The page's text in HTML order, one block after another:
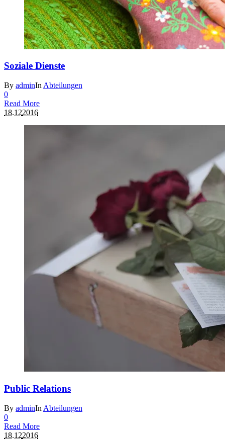
Soziale Dienste
By adminIn Abteilungen
0
Read More
18.122016
Public Relations
By adminIn Abteilungen
0
Read More
18.122016